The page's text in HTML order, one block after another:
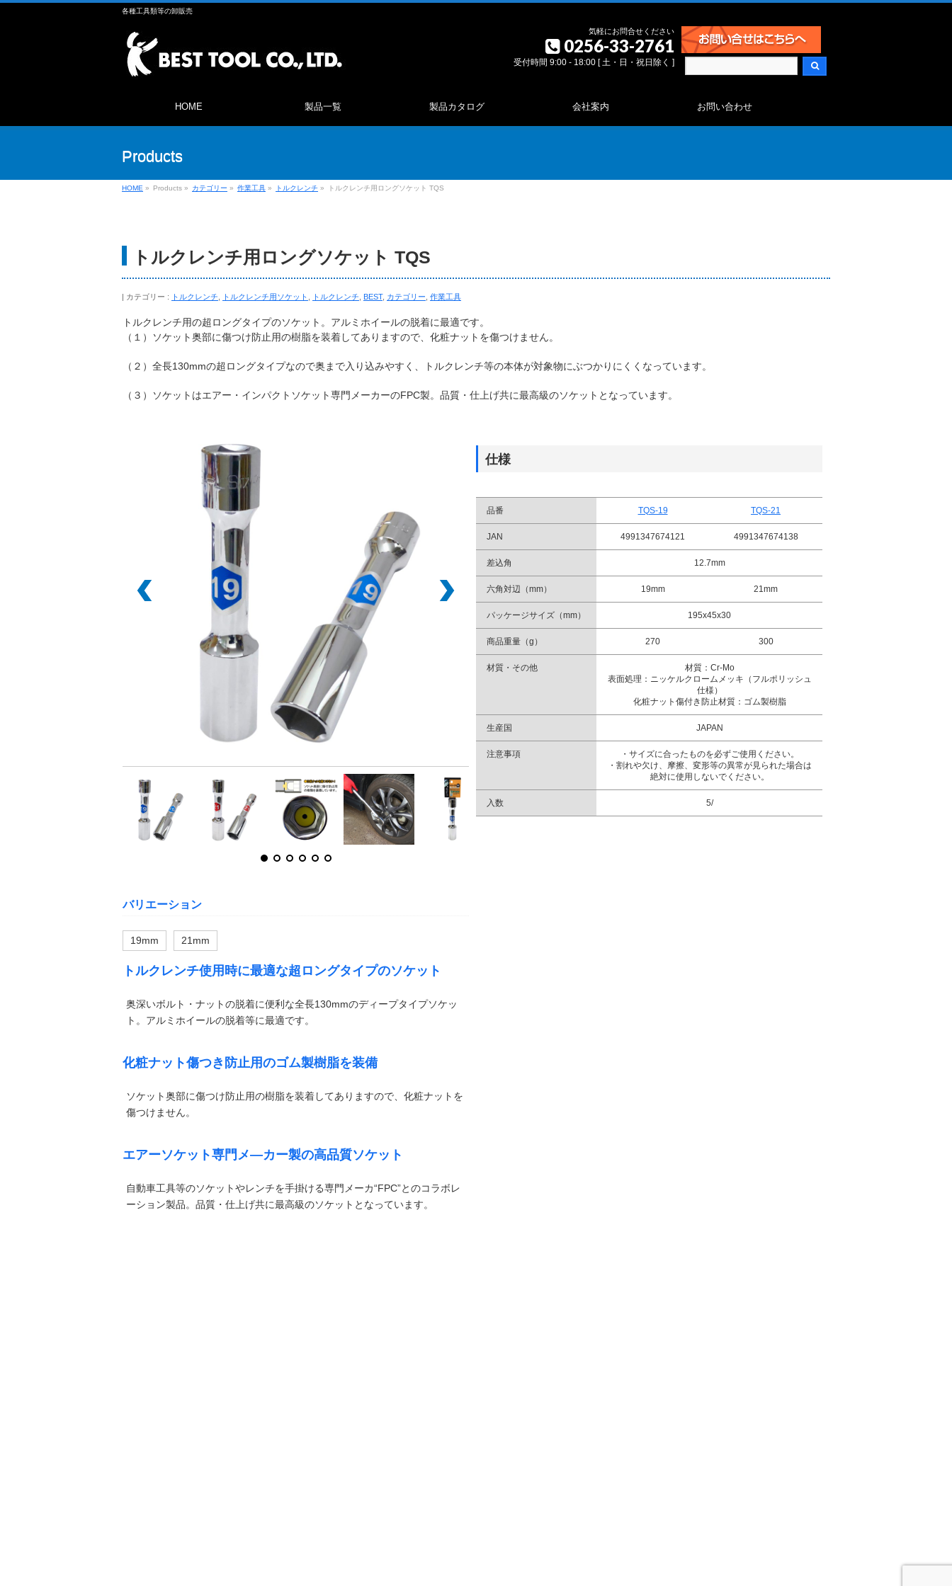
各種工具類等の卸販売
気軽にお問合せください
0256-33-2761
受付時間 9:00 - 18:00 [ 土・日・祝日除く ]
HOME 製品一覧 製品カタログ 会社案内 お問い合わせ
Products
HOME » Products » カテゴリー » 作業工具 » トルクレンチ » トルクレンチ用ロングソケット TQS
トルクレンチ用ロングソケット TQS
カテゴリー : トルクレンチ トルクレンチ用ソケット トルクレンチ BEST, カテゴリー 作業工具
トルクレンチ用の超ロングタイプのソケット。アルミホイールの脱着に最適です。
（１）ソケット奥部に傷つけ防止用の樹脂を装着してありますので、化粧ナットを傷つけません。
（２）全長130mmの超ロングタイプなので奥まで入り込みやすく、トルクレンチ等の本体が対象物にぶつかりにくくなっています。
（３）ソケットはエアー・インパクトソケット専門メーカーのFPC製。品質・仕上げ共に最高級のソケットとなっています。
バリエーション
19mm 21mm
トルクレンチ使用時に最適な超ロングタイプのソケット
奥深いボルト・ナットの脱着に便利な全長130mmのディープタイプソケッ
ト。アルミホイールの脱着等に最適です。
化粧ナット傷つき防止用のゴム製樹脂を装備
ソケット奥部に傷つけ防止用の樹脂を装着してありますので、化粧ナットを
傷つけません。
エアーソケット専門メ―カー製の高品質ソケット
自動車工具等のソケットやレンチを手掛ける専門メーカ“FPC”とのコラボレ
ーション製品。品質・仕上げ共に最高級のソケットとなっています。
仕様
品番 TQS-19 TQS-21
JAN 4991347674121 4991347674138
差込角 12.7mm
六角対辺（mm） 19mm 21mm
パッケージサイズ（mm） 195x45x30
商品重量（g） 270 300
材質・その他
材質：Cr-Mo
表面処理：ニッケルクロームメッキ（フルポリッシュ
仕様）
化粧ナット傷付き防止材質：ゴム製樹脂
生産国 JAPAN
注意事項
・サイズに合ったものを必ずご使用ください。
・割れや欠け、摩擦、変形等の異常が見られた場合は
絶対に使用しないでください。
入数 5/